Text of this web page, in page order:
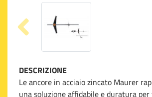
DESCRIZIONE
Le ancore in acciaio zincato Maurer
una soluzione affidabile e duratura